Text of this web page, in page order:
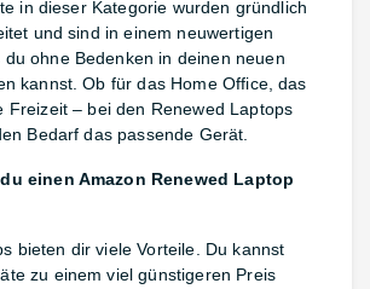
in dieser Kategorie wurden gründlich
und sind in einem neuwertigen
ohne Bedenken in deinen neuen
kannst. Ob für das Home Office, das
Freizeit – bei den Renewed Laptops
Bedarf das passende Gerät.
einen Amazon Renewed Laptop
bieten dir viele Vorteile. Du kannst
zu einem viel günstigeren Preis